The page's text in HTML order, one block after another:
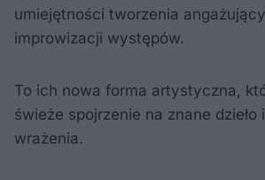
umiejętności tworzenia
improwizacji występów.
To ich nowa forma artystyczna,
świeże spojrzenie na znane dzieło
wrażenia.